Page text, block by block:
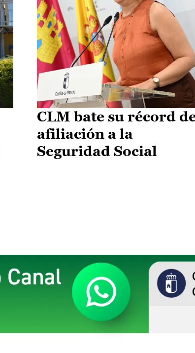
CLM bate su récord
afiliación a la
Seguridad Social